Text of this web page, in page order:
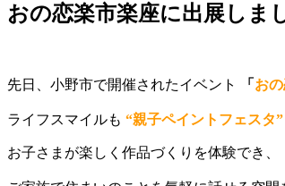
おの恋楽市楽座に出展しま
先日、小野市で開催されたイベント 「 お
ライフスマイルも “親子ペイントフェスタ”
お子さまが楽しく作品づくりを体験でき、